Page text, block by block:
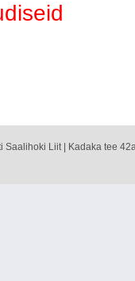
Saalihoki Liit | Kadaka tee